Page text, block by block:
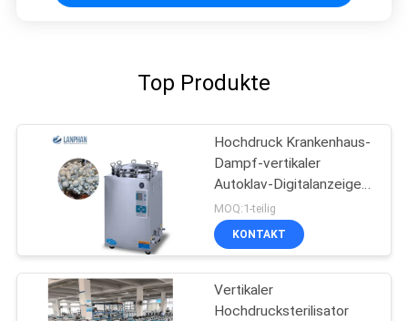
Top Produkte
Hochdruck Krankenhaus-
Dampf-vertikaler
Autoklav-Digitalanzeigen-
75L 100L 150L
MOQ:1-teilig
KONTAKT
Vertikaler
Hochdrucksterilisator